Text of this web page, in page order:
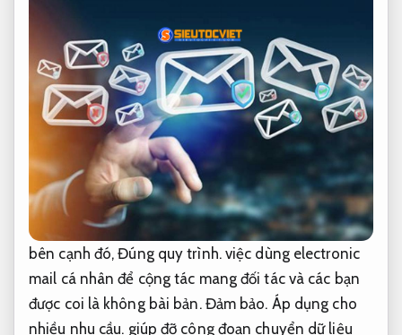
bên cạnh đó,Đúng quy trình.việc dùng electronic
mail cá nhân để cộng tác mang đối tác và các bạn
được coi là không bài bản. Đảm bảo. Áp dụng cho
nhiều nhu cầu. giúp đỡ công đoạn chuyển dữ liệu